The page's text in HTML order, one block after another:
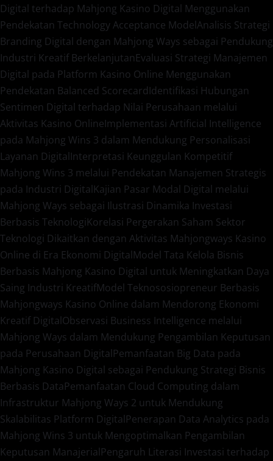
Digital terhadap Mahjong Kasino Digital Menggunakan
Pendekatan Technology Acceptance ModelAnalisis Strategi
Branding Digital dengan Mahjong Ways sebagai Pendukung
Industri Kreatif BerkelanjutanEvaluasi Strategi Manajemen
Digital pada Platform Kasino Online Menggunakan
Pendekatan Balanced ScorecardIdentifikasi Hubungan
Sentimen Digital terhadap Nilai Perusahaan melalui
Aktivitas Kasino OnlineImplementasi Artificial Intelligence
pada Mahjong Wins 3 dalam Mendukung Personalisasi
Layanan DigitalInterpretasi Keunggulan Kompetitif
Mahjong Wins 3 melalui Pendekatan Manajemen Strategis
pada Industri DigitalKajian Pasar Modal Digital melalui
Mahjong Ways sebagai Ilustrasi Dinamika Investasi
Berbasis TeknologiKorelasi Pergerakan Saham Sektor
Teknologi Dikaitkan dengan Aktivitas Mahjongways Kasino
Online di Era Ekonomi DigitalModel Tata Kelola Bisnis
Berbasis Mahjong Kasino Digital untuk Meningkatkan Daya
Saing Industri KreatifModel Teknososiopreneur Berbasis
Mahjongways Kasino Online dalam Mendorong Ekonomi
Kreatif DigitalObservasi Business Intelligence melalui
Mahjong Ways dalam Mendukung Pengambilan Keputusan
pada Perusahaan DigitalPemanfaatan Big Data pada
Mahjong Kasino Digital sebagai Pendukung Strategi Bisnis
Berbasis DataPemanfaatan Cloud Computing dalam
Infrastruktur Mahjong Ways 2 untuk Mendukung
Skalabilitas Platform DigitalPenerapan Data Analytics pada
Mahjong Wins 3 untuk Mengoptimalkan Pengambilan
Keputusan ManajerialPengaruh Literasi Investasi terhadap